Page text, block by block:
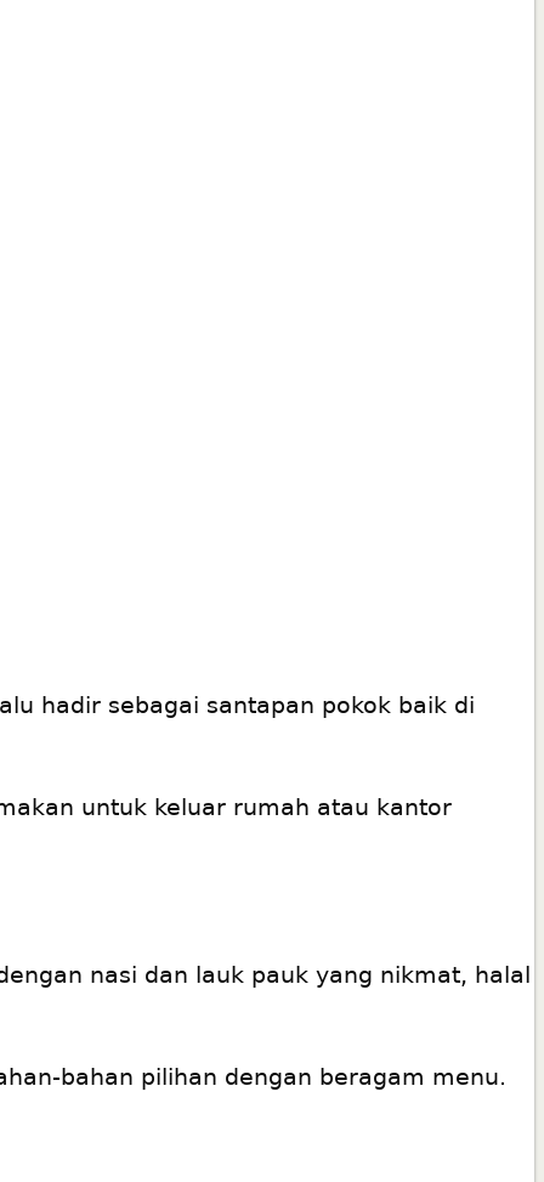
hadir sebagai santapan pokok baik di
untuk keluar rumah atau kantor
nasi dan lauk pauk yang nikmat, halal
bahan pilihan dengan beragam menu.